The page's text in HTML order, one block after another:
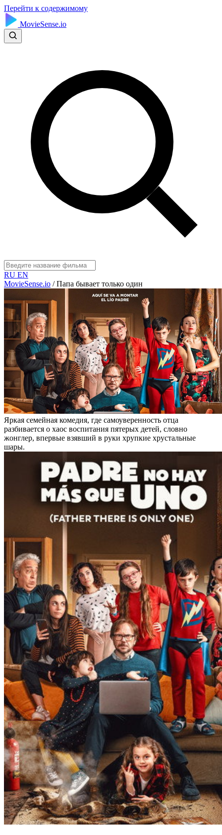
Перейти к содержимому
MovieSense.io
RU EN
MovieSense.io / Папа бывает только один
Яркая семейная комедия, где самоуверенность отца
разбивается о хаос воспитания пятерых детей, словно
жонглер, впервые взявший в руки хрупкие хрустальные
шары.